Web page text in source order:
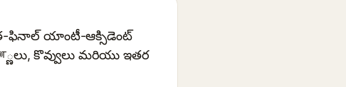
ఫినాల్ యాంటీ-ఆక్సిడెంట్
కొవ్వులు మరియు ఇతర